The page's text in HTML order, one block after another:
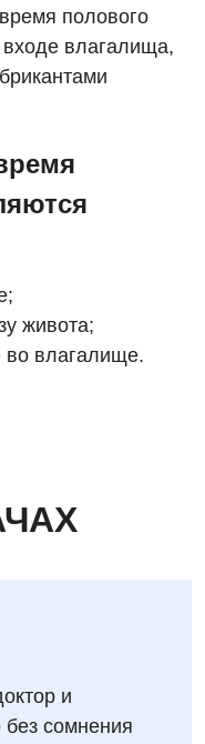
полового
входе влагалища,
живота;
во влагалище.
и
сомнения